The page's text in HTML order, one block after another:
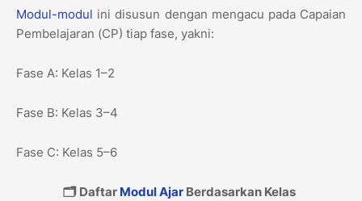
Modul-modul ini disusun dengan mengacu pada Capaian
Pembelajaran (CP) tiap fase, yakni:
Fase A: Kelas 1–2
Fase B: Kelas 3–4
Fase C: Kelas 5–6
🗂️ Daftar Modul Ajar Berdasarkan Kelas